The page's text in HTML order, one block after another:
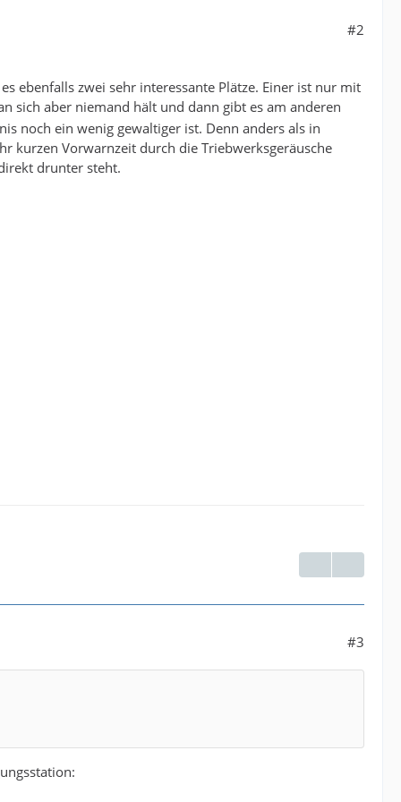
#2
ebenfalls zwei sehr interessante Plätze. Einer ist nur mit
sich aber niemand hält und dann gibt es am anderen
noch ein wenig gewaltiger ist. Denn anders als in
kurzen Vorwarnzeit durch die Triebwerksgeräusche
drunter steht.
#3